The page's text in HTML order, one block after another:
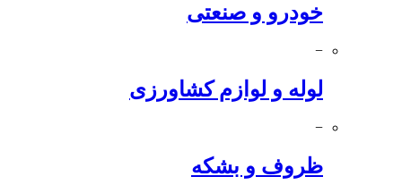
خودرو و صنعتی
−
لوله و لوازم کشاورزی
−
ظروف و بشکه